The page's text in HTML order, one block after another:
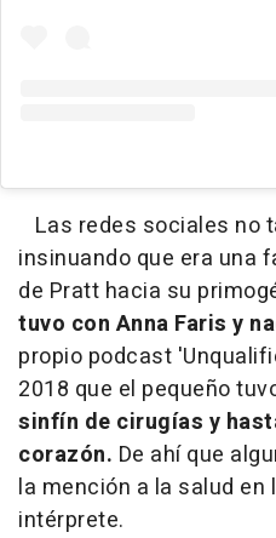
Las redes sociales no
insinuando que era una
de Pratt hacia su
tuvo con Anna Faris y
propio podcast
2018 que el pequeño
sinfín de cirugías y
corazón. De ahí que
la mención a la salud en
intérprete.